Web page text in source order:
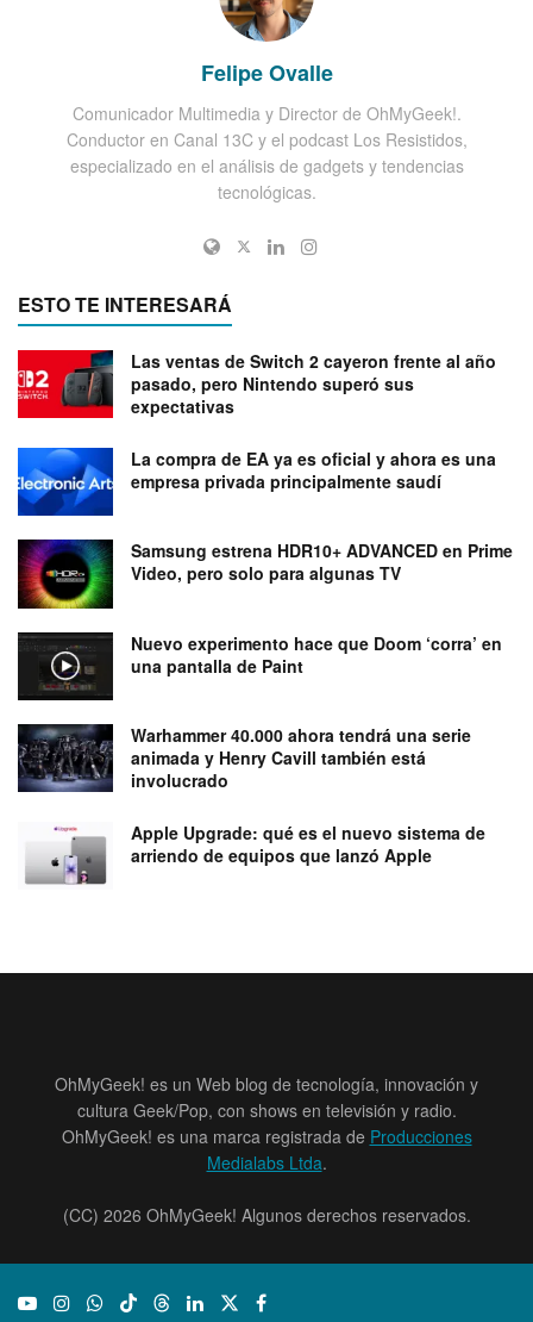
Felipe Ovalle
Comunicador Multimedia y Director de OhMyGeek!.
Conductor en Canal 13C y el podcast Los Resistidos,
especializado en el análisis de gadgets y tendencias
tecnológicas.
ESTO TE INTERESARÁ
Las ventas de Switch 2 cayeron frente al año
pasado, pero Nintendo superó sus
expectativas
La compra de EA ya es oficial y ahora es una
empresa privada principalmente saudí
Samsung estrena HDR10+ ADVANCED en Prime
Video, pero solo para algunas TV
Nuevo experimento hace que Doom ‘corra’ en
una pantalla de Paint
Warhammer 40.000 ahora tendrá una serie
animada y Henry Cavill también está
involucrado
Apple Upgrade: qué es el nuevo sistema de
arriendo de equipos que lanzó Apple
OhMyGeek! es un Web blog de tecnología, innovación y
cultura Geek/Pop, con shows en televisión y radio.
OhMyGeek! es una marca registrada de Producciones
Medialabs Ltda.
(CC) 2026 OhMyGeek! Algunos derechos reservados.